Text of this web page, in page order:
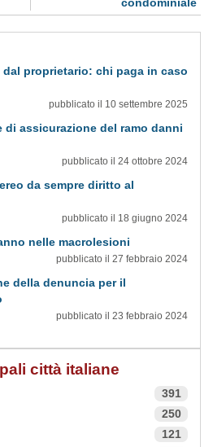
proprietario: chi paga in caso
pubblicato il 10 settembre 2025
di assicurazione del ramo danni
pubblicato il 24 ottobre 2024
da sempre diritto al
pubblicato il 18 giugno 2024
nelle macrolesioni
pubblicato il 27 febbraio 2024
della denuncia per il
pubblicato il 23 febbraio 2024
città italiane
391
250
121